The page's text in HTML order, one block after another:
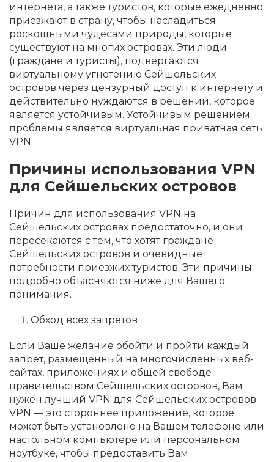
интернета, а также туристов, которые ежедневно
приезжают в страну, чтобы насладиться
роскошными чудесами природы, которые
существуют на многих островах. Эти люди
(граждане и туристы), подвергаются
виртуальному угнетению Сейшельских
островов через цензурный доступ к интернету и
действительно нуждаются в решении, которое
является устойчивым. Устойчивым решением
проблемы является виртуальная приватная сеть
VPN.
Причины использования VPN
для Сейшельских островов
Причин для использования VPN на
Сейшельских островах предостаточно, и они
пересекаются с тем, что хотят граждане
Сейшельских островов и очевидные
потребности приезжих туристов. Эти причины
подробно объясняются ниже для Вашего
понимания.
Обход всех запретов
Если Ваше желание обойти и пройти каждый
запрет, размещенный на многочисленных веб-
сайтах, приложениях и общей свободе
правительством Сейшельских островов, Вам
нужен лучший VPN для Сейшельских островов.
VPN — это стороннее приложение, которое
может быть установлено на Вашем телефоне или
настольном компьютере или персональном
ноутбуке, чтобы предоставить Вам